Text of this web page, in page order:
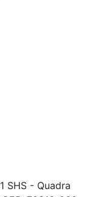
SHS - Quadra